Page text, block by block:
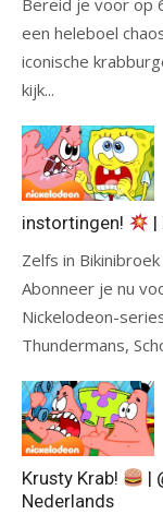
Bereid je voor op
een heleboel
iconische
kijk...
instortingen!
|
Zelfs in
Abonneer je nu
Nickelodeon-
Thundermans,
Krusty Krab!
|
Nederlands